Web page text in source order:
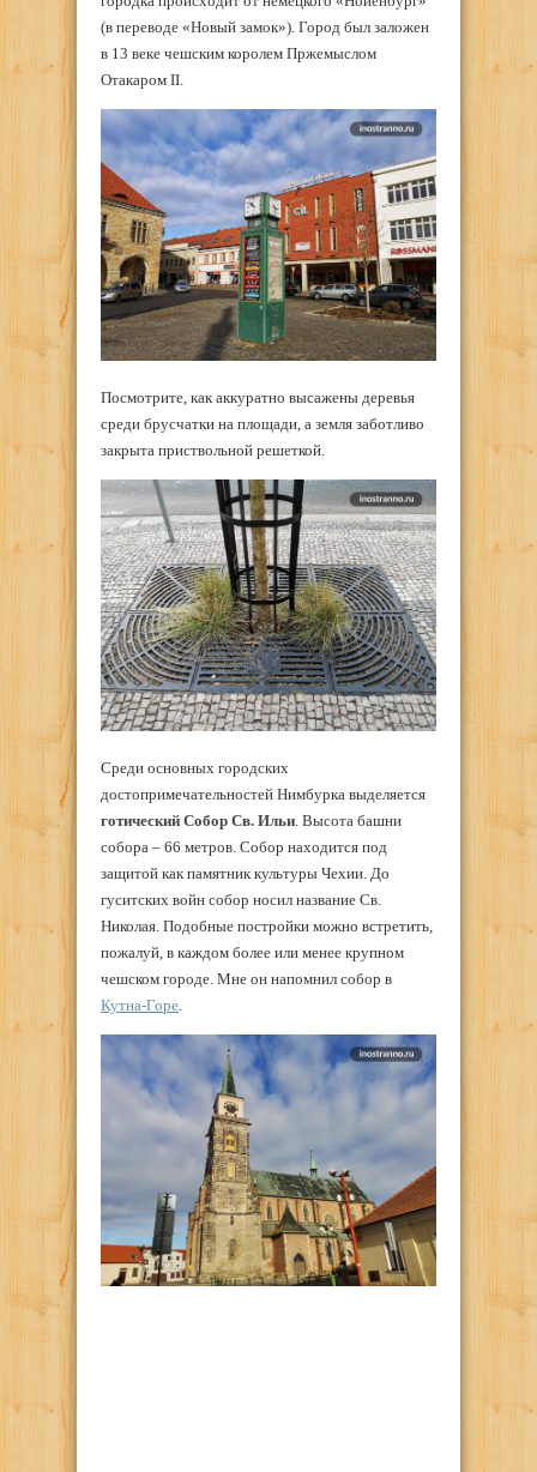
(в переводе «Новый замок»). Город был заложен
в 13 веке чешским королем Пржемыслом
Отакаром II.
Посмотрите, как аккуратно высажены деревья
среди брусчатки на площади, а земля заботливо
закрыта приствольной решеткой.
Среди основных городских
достопримечательностей Нимбурка выделяется
готический Собор Св. Ильи . Высота башни
собора – 66 метров. Собор находится под
защитой как памятник культуры Чехии. До
гуситских войн собор носил название Св.
Николая. Подобные постройки можно встретить,
пожалуй, в каждом более или менее крупном
чешском городе. Мне он напомнил собор в
Кутна-Горе